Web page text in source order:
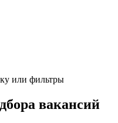
или фильтры
вакансий